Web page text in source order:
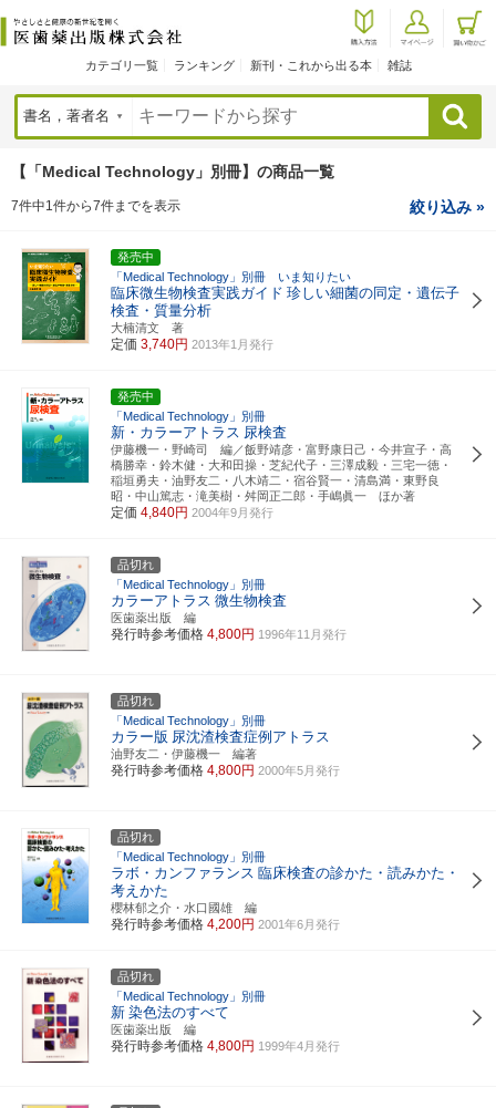
カテゴリ一覧 ランキング 新刊・これから出る本 雑誌
検索
【「Medical Technology」別冊】の商品一覧
7件中1件から7件までを表示 絞り込み »
発売中
「Medical Technology」別冊 いま知りたい
臨床微生物検査実践ガイド 珍しい細菌の同定・遺伝子
検査・質量分析
大楠清文 著
定価 3,740円 2013年1月発行
発売中
「Medical Technology」別冊
新・カラーアトラス 尿検査
伊藤機一・野崎司 編／飯野靖彦・富野康日己・今井宣子・高
橋勝幸・鈴木健・大和田操・芝紀代子・三澤成毅・三宅一徳・
稲垣勇夫・油野友二・八木靖二・宿谷賢一・清島満・東野良
昭・中山篤志・滝美樹・舛岡正二郎・手嶋眞一 ほか著
定価 4,840円 2004年9月発行
品切れ
「Medical Technology」別冊
カラーアトラス 微生物検査
医歯薬出版 編
発行時参考価格 4,800円 1996年11月発行
品切れ
「Medical Technology」別冊
カラー版 尿沈渣検査症例アトラス
油野友二・伊藤機一 編著
発行時参考価格 4,800円 2000年5月発行
品切れ
「Medical Technology」別冊
ラボ・カンファランス 臨床検査の診かた・読みかた・
考えかた
櫻林郁之介・水口國雄 編
発行時参考価格 4,200円 2001年6月発行
品切れ
「Medical Technology」別冊
新 染色法のすべて
医歯薬出版 編
発行時参考価格 4,800円 1999年4月発行